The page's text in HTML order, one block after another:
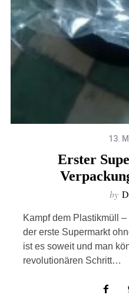
13.
Erster
by
Kampf dem Plastikmüll –
der erste Supermarkt
ist es soweit und man
revolutionären Schritt…